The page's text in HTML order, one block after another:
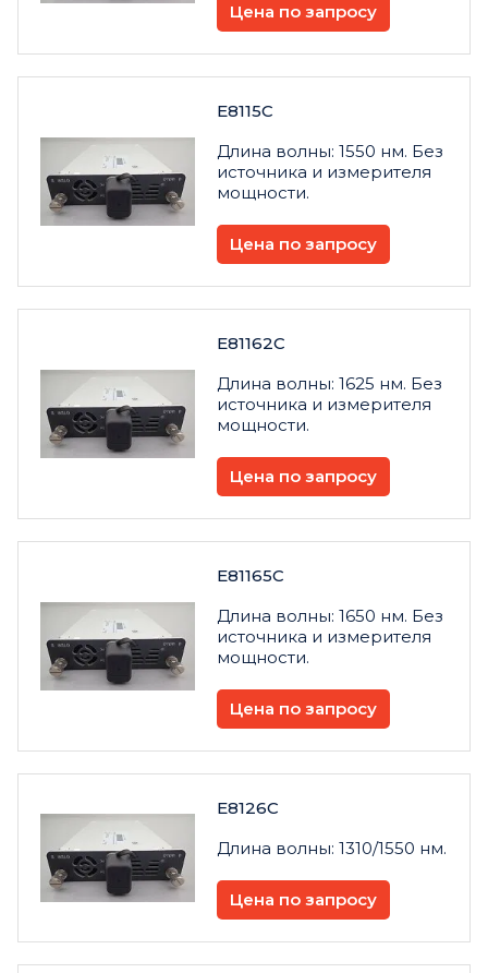
Цена по запросу
E8115C
Длина волны: 1550 нм. Без
источника и измерителя
мощности.
Цена по запросу
E81162C
Длина волны: 1625 нм. Без
источника и измерителя
мощности.
Цена по запросу
E81165C
Длина волны: 1650 нм. Без
источника и измерителя
мощности.
Цена по запросу
E8126C
Длина волны: 1310/1550 нм.
Цена по запросу